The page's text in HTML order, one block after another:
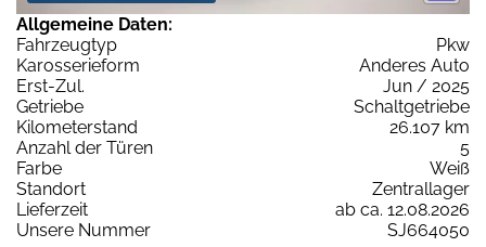
Allgemeine Daten:
Fahrzeugtyp
Pkw
Karosserieform
Anderes Auto
Erst-Zul.
Jun / 2025
Getriebe
Schaltgetriebe
Kilometerstand
26.107 km
Anzahl der Türen
5
Farbe
Weiß
Standort
Zentrallager
Lieferzeit
ab ca. 12.08.2026
Unsere Nummer
SJ664050